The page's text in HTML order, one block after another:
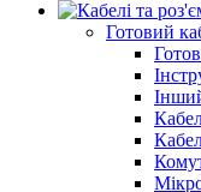
Готовий